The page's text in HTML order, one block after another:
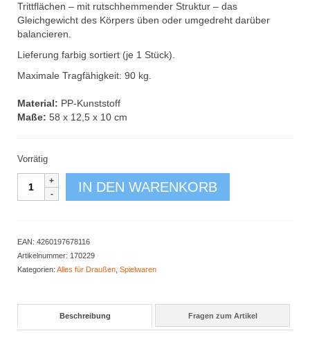
Trittflächen – mit rutschhemmender Struktur – das
Gleichgewicht des Körpers üben oder umgedreht darüber
balancieren.
Lieferung farbig sortiert (je 1 Stück).
Maximale Tragfähigkeit: 90 kg.
Material: PP-Kunststoff
Maße: 58 x 12,5 x 10 cm
Vorrätig
Balancierwipper
Menge
IN DEN WARENKORB
EAN: 4260197678116
Artikelnummer: 170229
Kategorien: Alles für Draußen Spielwaren
Beschreibung Fragen zum Artikel